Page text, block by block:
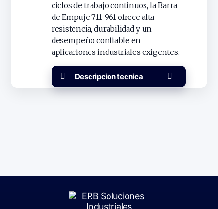
ciclos de trabajo continuos, la Barra
de Empuje 711-961 ofrece alta
resistencia, durabilidad y un
desempeño confiable en
aplicaciones industriales exigentes.
Descripcion tecnica